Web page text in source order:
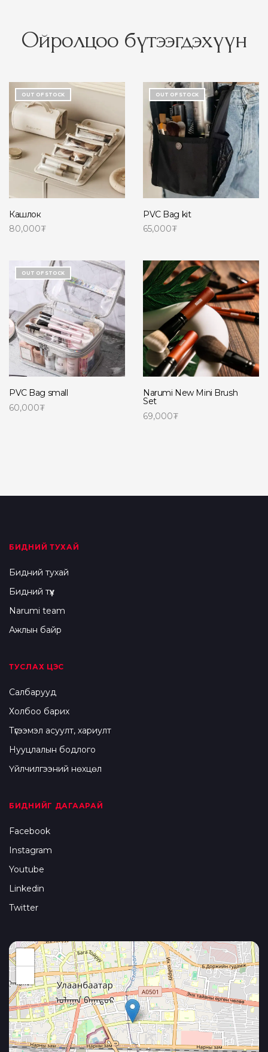
Ойролцоо бүтээгдэхүүн
OUT OF STOCK
Кашлок
80,000₮
OUT OF STOCK
PVC Bag kit
65,000₮
OUT OF STOCK
PVC Bag small
60,000₮
Narumi New Mini Brush
Set
69,000₮
БИДНИЙ ТУХАЙ
Бидний тухай
Бидний түүх
Narumi team
Ажлын байр
ТУСЛАХ ЦЭС
Салбарууд
Холбоо барих
Түгээмэл асуулт, хариулт
Нууцлалын бодлого
Үйлчилгээний нөхцөл
БИДНИЙГ ДАГААРАЙ
Facebook
Instagram
Youtube
Linkedin
Twitter